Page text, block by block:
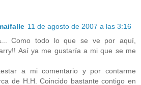
11 de agosto de 2007 a las 3:16
Como todo lo que se ve por aquí,
Así ya me gustaría a mi que se me
a mi comentario y por contarme
de H.H. Coincido bastante contigo en